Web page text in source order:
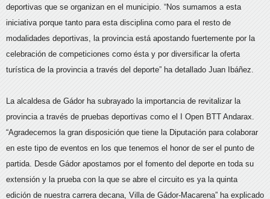
deportivas que se organizan en el municipio. “Nos sumamos a esta
iniciativa porque tanto para esta disciplina como para el resto de
modalidades deportivas, la provincia está apostando fuertemente por la
celebración de competiciones como ésta y por diversificar la oferta
turística de la provincia a través del deporte” ha detallado Juan Ibáñez.
La alcaldesa de Gádor ha subrayado la importancia de revitalizar la
provincia a través de pruebas deportivas como el I Open BTT Andarax.
“Agradecemos la gran disposición que tiene la Diputación para colaborar
en este tipo de eventos en los que tenemos el honor de ser el punto de
partida. Desde Gádor apostamos por el fomento del deporte en toda su
extensión y la prueba con la que se abre el circuito es ya la quinta
edición de nuestra carrera decana, Villa de Gádor-Macarena” ha explicado